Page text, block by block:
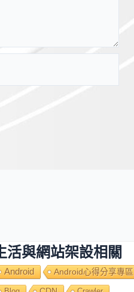
活與網站架設相關
Android Android心得分享專區